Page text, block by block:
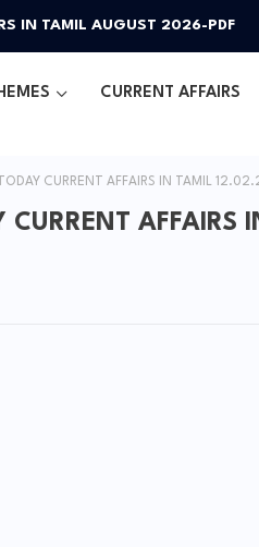
IN TAMIL AUGUST 2026-PDF
CURRENT AFFAIRS
CURRENT AFFAIRS IN TAMIL
CURRENT AFFAIRS